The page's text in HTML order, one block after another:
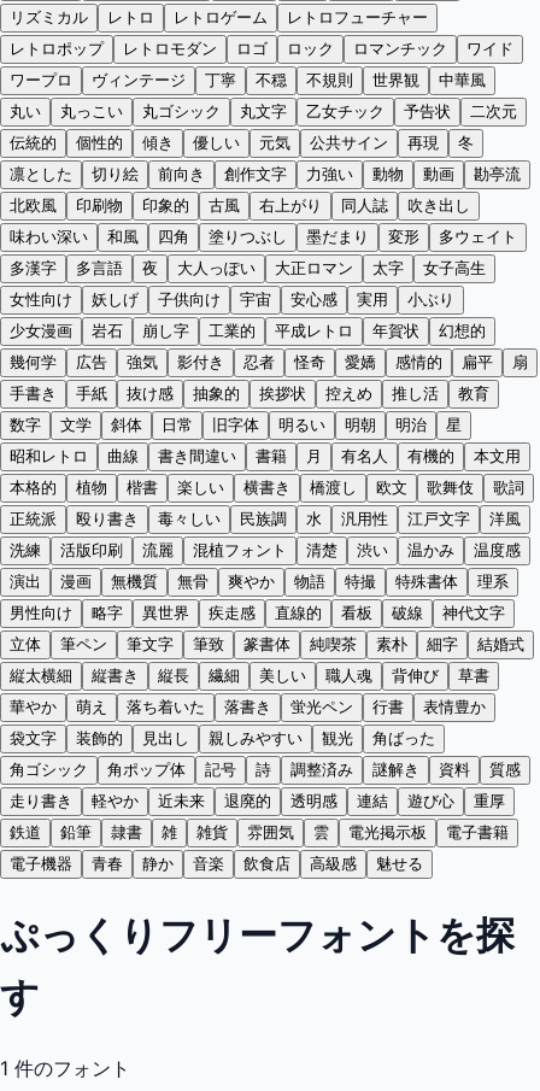
リズミカル
レトロ レトロゲーム
レトロフューチャー
レトロポップ
レトロモダン ロゴ ロック ロマンチック
ワイド
ワープロ
ヴィンテージ 丁寧 不穏 不規則 世界観
中華風
丸い
丸っこい 丸ゴシック 丸文字 乙女チック 予告状
二次元
伝統的
個性的 傾き 優しい 元気 公共サイン 再現
冬
凛とした
切り絵 前向き 創作文字 力強い 動物 動画
勘亭流
北欧風
印刷物 印象的 古風 右上がり 同人誌
吹き出し
味わい深い
和風 四角 塗りつぶし 墨だまり 変形
多ウェイト
多漢字
多言語 夜 大人っぽい 大正ロマン 太字
女子高生
女性向け
妖しげ 子供向け 宇宙 安心感 実用
小ぶり
少女漫画
岩石 崩し字 工業的 平成レトロ 年賀状
幻想的
幾何学
広告 強気 影付き 忍者 怪奇 愛嬌 感情的 扁平
扇
手書き
手紙 抜け感 抽象的 挨拶状 控えめ 推し活
教育
数字
文学 斜体 日常 旧字体 明るい 明朝 明治
星
昭和レトロ
曲線 書き間違い 書籍 月 有名人 有機的
本文用
本格的
植物 楷書 楽しい 横書き 橋渡し 欧文 歌舞伎
歌詞
正統派
殴り書き 毒々しい 民族調 水 汎用性 江戸文字
洋風
洗練
活版印刷 流麗 混植フォント 清楚 渋い 温かみ
温度感
演出
漫画 無機質 無骨 爽やか 物語 特撮 特殊書体
理系
男性向け
略字 異世界 疾走感 直線的 看板 破線
神代文字
立体
筆ペン 筆文字 筆致 篆書体 純喫茶 素朴 細字
結婚式
縦太横細
縦書き 縦長 繊細 美しい 職人魂 背伸び
草書
華やか
萌え 落ち着いた 落書き 蛍光ペン 行書
表情豊か
袋文字
装飾的 見出し 親しみやすい 観光
角ばった
角ゴシック
角ポップ体 記号 詩 調整済み 謎解き 資料
質感
走り書き
軽やか 近未来 退廃的 透明感 連結 遊び心
重厚
鉄道
鉛筆 隷書 雑 雑貨 雰囲気 雲 電光掲示板
電子書籍
電子機器
青春 静か 音楽 飲食店 高級感 魅せる
ぷっくりフリーフォントを探
す
1 件のフォント